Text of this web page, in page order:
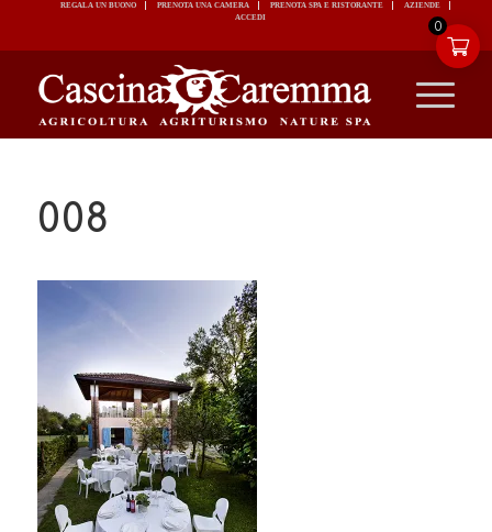
0
REGALA UN BUONO PRENOTA UNA CAMERA PRENOTA SPA E RISTORANTE
008